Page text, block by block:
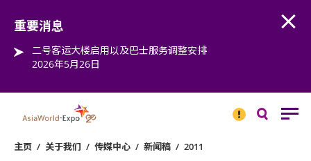
重要消息
二号客运大楼启用以及巴士服务调整安排
2026年5月26日
消息
主页 / 关于我们 / 传媒中心 / 新闻稿 / 2011